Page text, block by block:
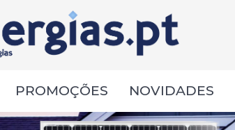
PROMOÇÕES NOVIDADES